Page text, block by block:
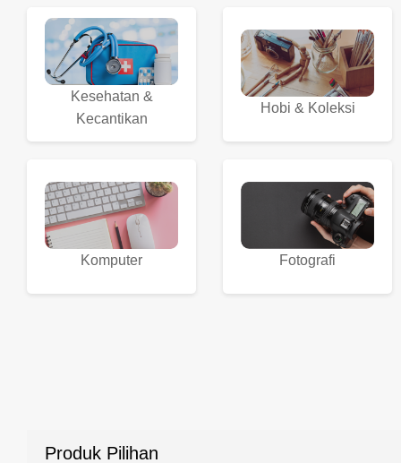
Kesehatan &
Kecantikan
Hobi & Koleksi
Komputer Fotografi
Produk Pilihan